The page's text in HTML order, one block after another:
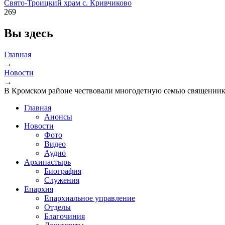
Свято-Троицкий храм с. Кривчиково
269
Вы здесь
Главная
→
Новости
→
В Кромском районе чествовали многодетную семью
Главная
Анонсы
Новости
Фото
Видео
Аудио
Архипастырь
Биография
Служения
Епархия
Епархиальное управление
Отделы
Благочиния